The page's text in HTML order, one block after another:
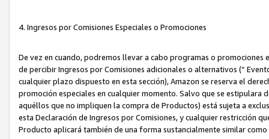
4. Ingresos por Comisiones Especiales o Promociones
De vez en cuando, podremos llevar a cabo programas o
de percibir Ingresos por Comisiones adicionales o alternativos (“
cualquier plazo dispuesto en esta sección), Amazon se reserva el
promoción especiales en cualquier momento. Salvo que se
aquéllos que no impliquen la compra de Productos) está sujeta a
esta Declaración de Ingresos por Comisiones, y cualquier restricción
Producto aplicará también de una forma sustancialmente similar